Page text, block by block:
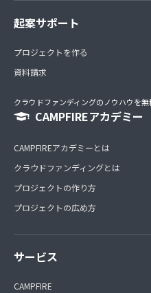
起案サポート
プロジェクトを作る
資料請求
クラウドファンディングのノウハウを無
CAMPFIREアカデミー
CAMPFIREアカデミーとは
クラウドファンディングとは
プロジェクトの作り方
プロジェクトの広め方
サービス
CAMPFIRE